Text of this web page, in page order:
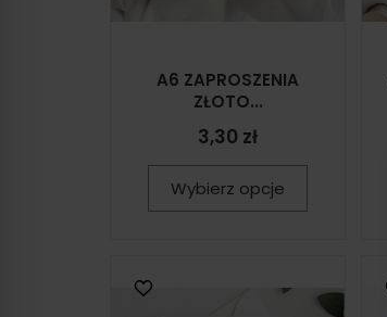
A6 ZAPROSZENIA
ZŁOTO...
3,30 zł
Wybierz opcje